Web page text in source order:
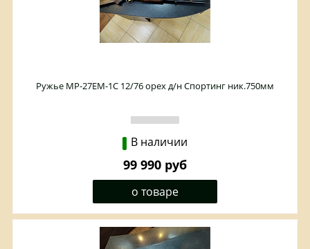
Ружье МР-27ЕМ-1С 12/76 орех д/н Спортинг ник.750мм
В наличии
99 990 руб
о товаре